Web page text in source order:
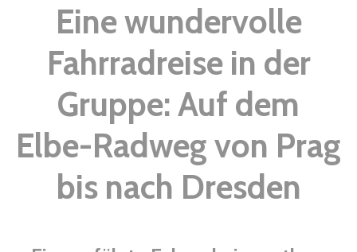
Eine wundervolle
Fahrradreise in der
Gruppe: Auf dem
Elbe-Radweg von Prag
bis nach Dresden